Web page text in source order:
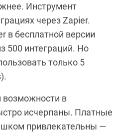
Инструмент
через Zapier.
в бесплатной версии
500 интеграций. Но
только 5
возможности в
исчерпаны. Платные
привлекательны —